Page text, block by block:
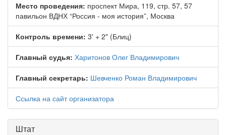
Место проведения: проспект Мира, 119, стр. 57, 57
павильон ВДНХ “Россия - моя история”, Москва
Контроль времени: 3' + 2" (Блиц)
Главный судья: Харитонов Олег Владимирович
Главный секретарь: Шевченко Роман Владимирович
Ссылка на сайт организатора
Штат